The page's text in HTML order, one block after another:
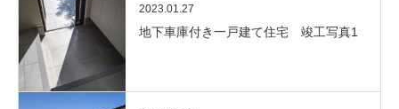
2023.01.27
地下車庫付き一戸建て住宅 竣工写真1